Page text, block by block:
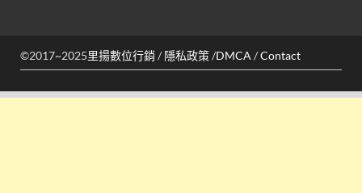
©2017~2025里揚數位行銷 / 隱私政策/DMCA /Contact